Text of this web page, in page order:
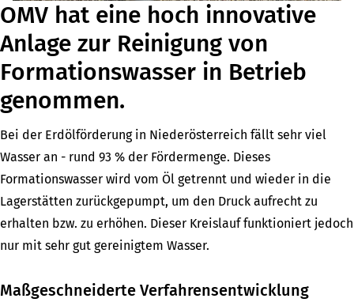
OMV hat eine hoch innovative
Anlage zur Reinigung von
Formationswasser in Betrieb
genommen.
Bei der Erdölförderung in Niederösterreich fällt sehr viel
Wasser an - rund 93 % der Fördermenge. Dieses
Formationswasser wird vom Öl getrennt und wieder in die
Lagerstätten zurückgepumpt, um den Druck aufrecht zu
erhalten bzw. zu erhöhen. Dieser Kreislauf funktioniert jedoch
nur mit sehr gut gereinigtem Wasser.
Maßgeschneiderte Verfahrensentwicklung